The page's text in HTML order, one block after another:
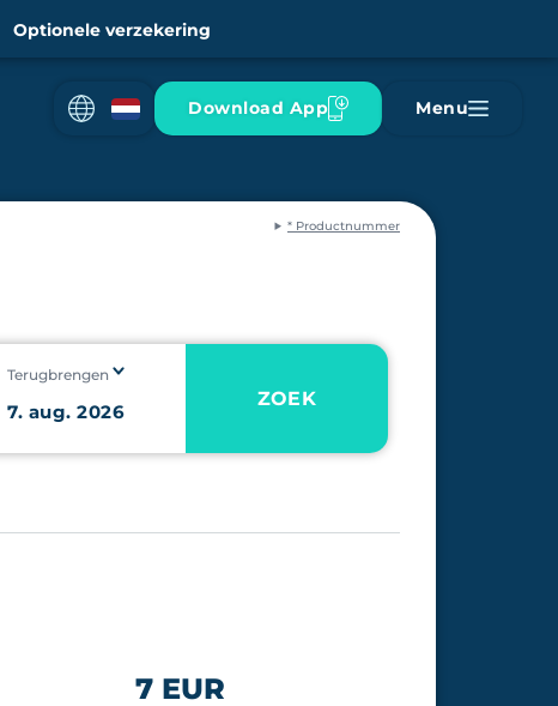
Optionele verzekering
Download App Menu
* Productnummer
Terugbrengen
ZOEK
7 EUR